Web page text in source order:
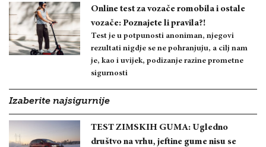
Online test za vozače romobila i ostale
vozače: Poznajete li pravila?!
Test je u potpunosti anoniman, njegovi
rezultati nigdje se ne pohranjuju, a cilj nam
je, kao i uvijek, podizanje razine prometne
sigurnosti
Izaberite najsigurnije
TEST ZIMSKIH GUMA: Ugledno
društvo na vrhu, jeftine gume nisu se